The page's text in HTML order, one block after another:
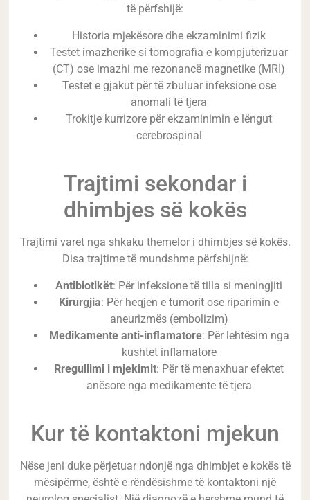
të përfshijë:
Historia mjekësore dhe ekzaminimi fizik
Testet imazherike si tomografia e kompjuterizuar
(CT) ose imazhi me rezonancë magnetike (MRI)
Testet e gjakut për të zbuluar infeksione ose
anomali të tjera
Trokitje kurrizore për ekzaminimin e lëngut
cerebrospinal
Trajtimi sekondar i
dhimbjes së kokës
Trajtimi varet nga shkaku themelor i dhimbjes së kokës.
Disa trajtime të mundshme përfshijnë:
Antibiotikët: Për infeksione të tilla si meningjiti
Kirurgjia: Për heqjen e tumorit ose riparimin e
aneurizmës (embolizim)
Medikamente anti-inflamatore: Për lehtësim nga
kushtet inflamatore
Rregullimi i mjekimit: Për të menaxhuar efektet
anësore nga medikamente të tjera
Kur të kontaktoni mjekun
Nëse jeni duke përjetuar ndonjë nga dhimbjet e kokës të
mësipërme, është e rëndësishme të kontaktoni një